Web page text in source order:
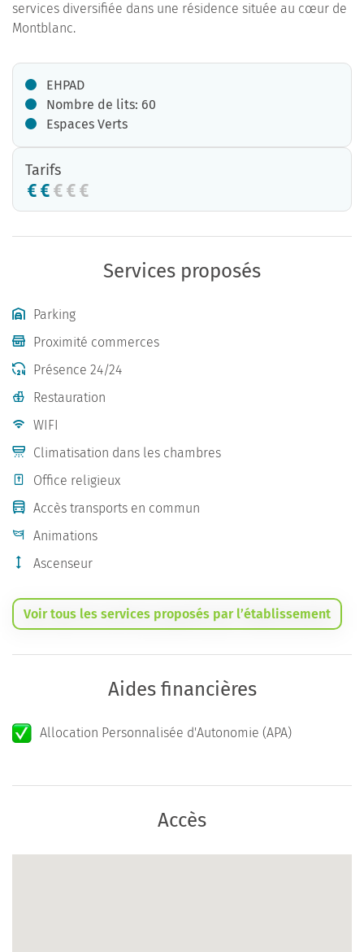
services diversifiée dans une résidence située au cœur de
Montblanc.
EHPAD
Nombre de lits: 60
Espaces Verts
Tarifs
Services proposés
Parking
Proximité commerces
Présence 24/24
Restauration
WIFI
Climatisation dans les chambres
Office religieux
Accès transports en commun
Animations
Ascenseur
Voir tous les services proposés par l’établissement
Aides financières
Allocation Personnalisée d'Autonomie (APA)
Accès